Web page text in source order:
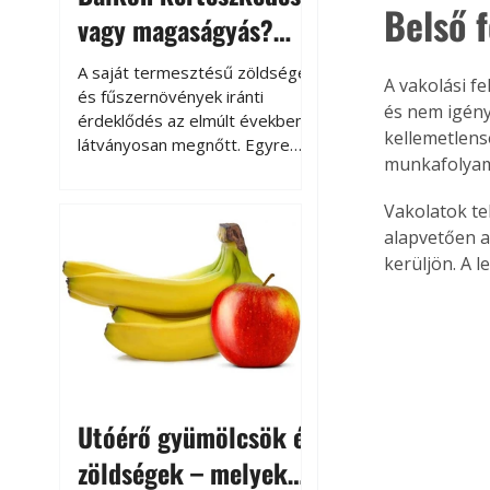
vagy magaságyás?
Helytakarékos
kertészkedés
A saját termesztésű zöldségek
és fűszernövények iránti
érdeklődés az elmúlt években
látványosan megnőtt. Egyre
kertészkedés sokak számára
kikapcsolódást és feltöltődést
is jelent.
Utóérő gyümölcsök és
zöldségek – melyek
Belső
A vakolási
és nem
Vakolatok
alapvetően
kerüljön. A